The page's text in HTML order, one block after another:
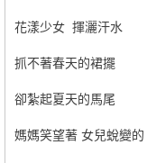
花漾少女 揮灑汗水
抓不著春天的裙擺
卻紮起夏天的馬尾
媽媽笑望著 女兒蛻變的